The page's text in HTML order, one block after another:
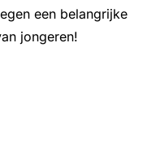
een belangrijke
jongeren!